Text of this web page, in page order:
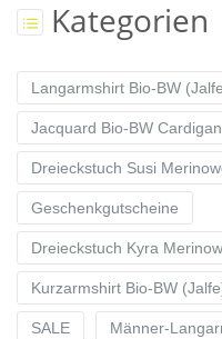
Kategorien
Langarmshirt Bio-BW
Jacquard Bio-BW
Dreieckstuch Susi
Geschenkgutscheine
Dreieckstuch Kyra
Kurzarmshirt Bio-BW
SALE Männer-